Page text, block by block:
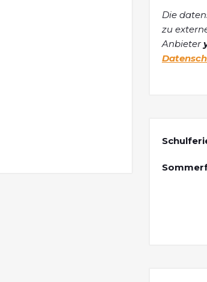
Die
zu
Anbieter